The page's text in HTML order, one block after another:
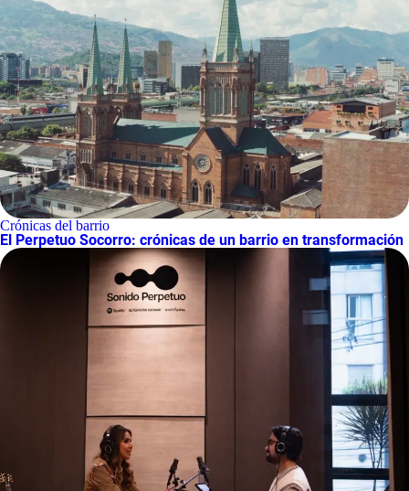
Crónicas del barrio
El Perpetuo Socorro: crónicas de un barrio en transformación